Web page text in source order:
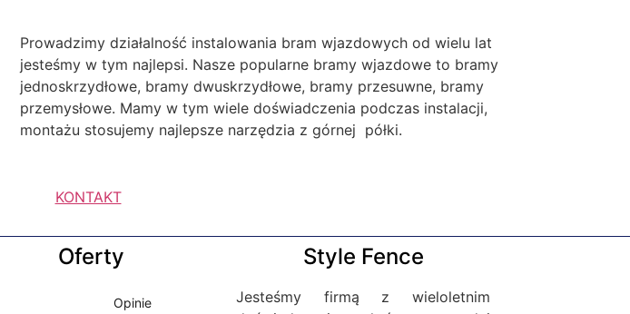
Prowadzimy działalność instalowania bram wjazdowych od wielu lat
jesteśmy w tym najlepsi. Nasze popularne bramy wjazdowe to bramy
jednoskrzydłowe, bramy dwuskrzydłowe, bramy przesuwne, bramy
przemysłowe. Mamy w tym wiele doświadczenia podczas instalacji,
montażu stosujemy najlepsze narzędzia z górnej półki.
KONTAKT
Oferty
Opinie
Style Fence
Jesteśmy firmą z wieloletnim